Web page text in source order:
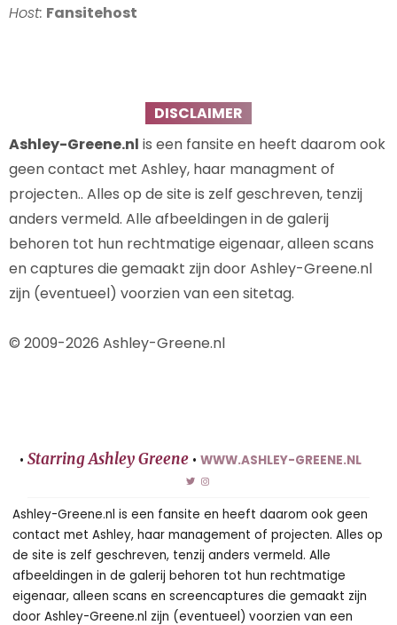
Host: Fansitehost
DISCLAIMER
Ashley-Greene.nl is een fansite en heeft daarom ook
geen contact met Ashley, haar managment of
projecten.. Alles op de site is zelf geschreven, tenzij
anders vermeld. Alle afbeeldingen in de galerij
behoren tot hun rechtmatige eigenaar, alleen scans
en captures die gemaakt zijn door Ashley-Greene.nl
zijn (eventueel) voorzien van een sitetag.
© 2009-2026 Ashley-Greene.nl
• Starring Ashley Greene • WWW.ASHLEY-GREENE.NL
Ashley-Greene.nl is een fansite en heeft daarom ook geen
contact met Ashley, haar management of projecten. Alles op
de site is zelf geschreven, tenzij anders vermeld. Alle
afbeeldingen in de galerij behoren tot hun rechtmatige
eigenaar, alleen scans en screencaptures die gemaakt zijn
door Ashley-Greene.nl zijn (eventueel) voorzien van een